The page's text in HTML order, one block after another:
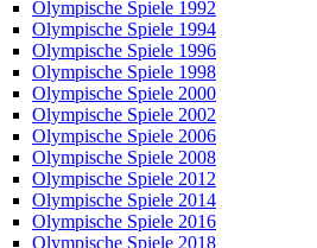
Olympische Spiele 1992
Olympische Spiele 1994
Olympische Spiele 1996
Olympische Spiele 1998
Olympische Spiele 2000
Olympische Spiele 2002
Olympische Spiele 2006
Olympische Spiele 2008
Olympische Spiele 2012
Olympische Spiele 2014
Olympische Spiele 2016
Olympische Spiele 2018